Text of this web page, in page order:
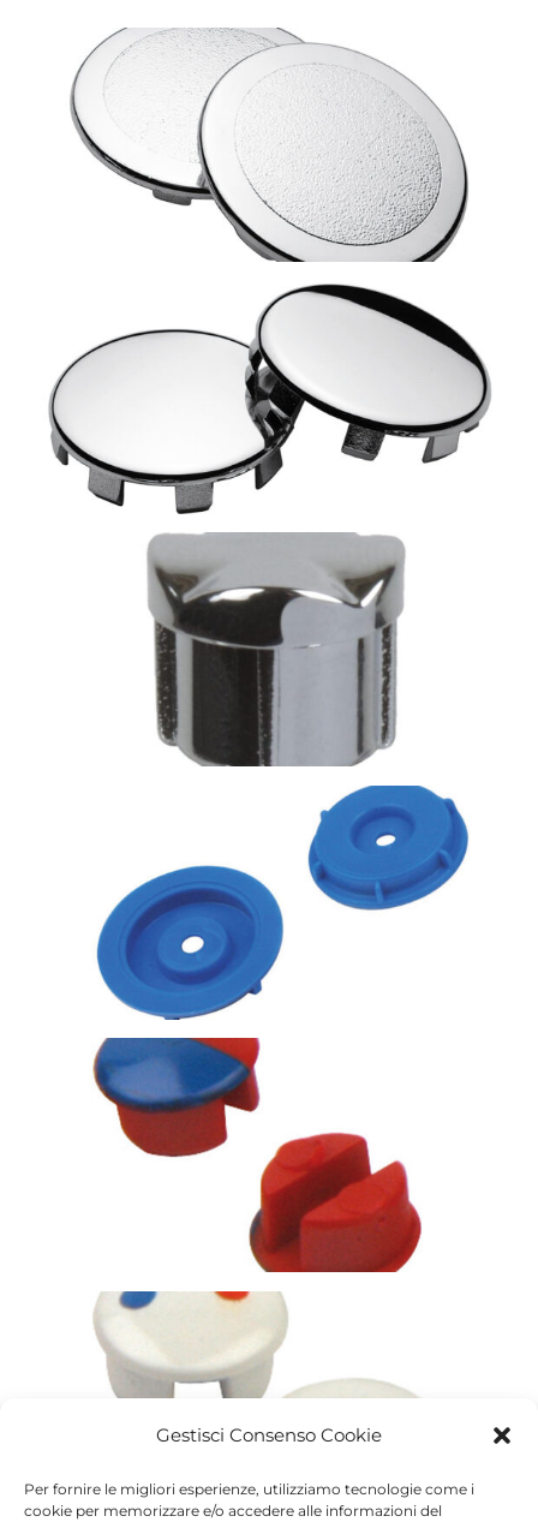
Gestisci Consenso Cookie
Per fornire le migliori esperienze, utilizziamo tecnologie come i
cookie per memorizzare e/o accedere alle informazioni del